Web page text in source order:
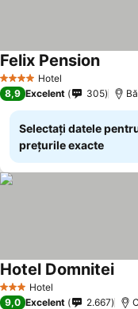
4 Stele Hotel
Felix PensionVedeți
8,9 Excelent 305
Selectați datele
prețurile exacte
3 SteleHotel
Hotel Domnitei
9,0 Excelent 2.667